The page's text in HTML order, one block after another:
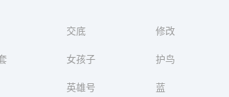
交底 修改
女孩子 护鸟
英雄号 蓝